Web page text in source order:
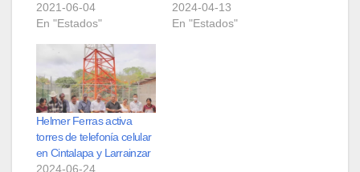
2021-06-04
En "Estados"
2024-04-13
En "Estados"
Helmer Ferras activa
torres de telefonía celular
en Cintalapa y Larrainzar
2024-06-24